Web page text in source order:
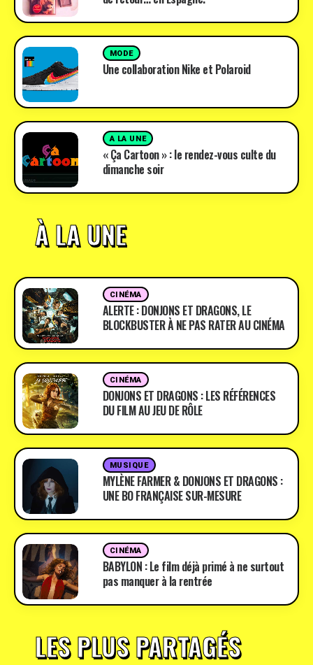
MODE
Une collaboration Nike et Polaroid
A LA UNE
« Ça Cartoon » : le rendez-vous culte du
dimanche soir
À LA UNE
CINÉMA
ALERTE : DONJONS ET DRAGONS, LE
BLOCKBUSTER À NE PAS RATER AU CINÉMA
CINÉMA
DONJONS ET DRAGONS : LES RÉFÉRENCES
DU FILM AU JEU DE RÔLE
MUSIQUE
MYLÈNE FARMER & DONJONS ET DRAGONS :
UNE BO FRANÇAISE SUR-MESURE
CINÉMA
BABYLON : Le film déjà primé à ne surtout
pas manquer à la rentrée
LES PLUS PARTAGÉS